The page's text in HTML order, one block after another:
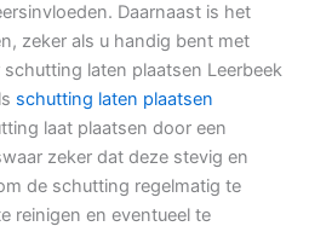
Daarnaast is het
zeker als u handig bent met
laten plaatsen Leerbeek
schutting laten plaatsen
laat plaatsen door een
zeker dat deze stevig en
de schutting regelmatig te
reinigen en eventueel te